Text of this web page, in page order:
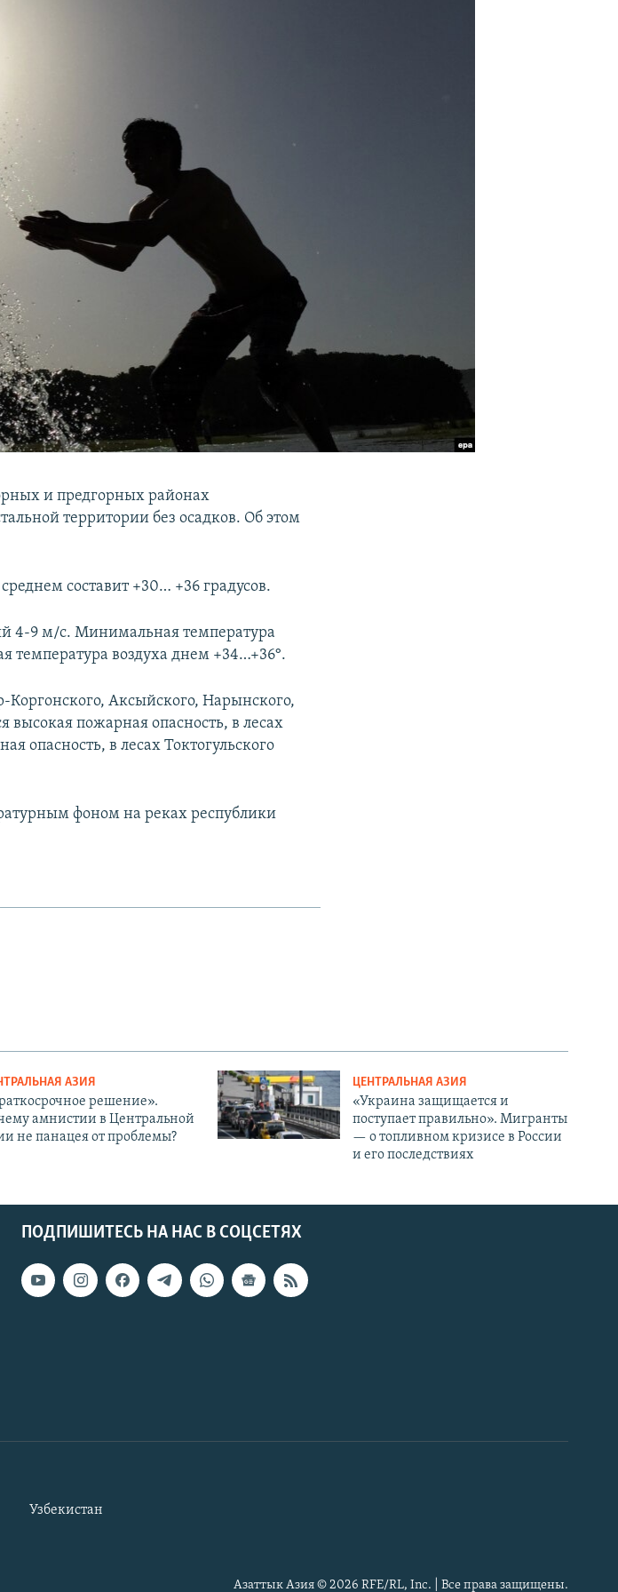
и предгорных районах
территории без осадков. Об этом
составит +30… +36 градусов.
4-9 м/с. Минимальная температура
температура воздуха днем +34…+36°.
Коргонского, Аксыйского, Нарынского,
высокая пожарная опасность, в лесах
опасность, в лесах Токтогульского
фоном на реках республики
АЗИЯ
решение».
амнистии в Центральной
не панацея от проблемы?
ЦЕНТРАЛЬНАЯ АЗИЯ
«Украина защищается и
поступает правильно». Мигранты
— о топливном кризисе в России
и его последствиях
ПОДПИШИТЕСЬ НА НАС В СОЦСЕТЯХ
Узбекистан
Азаттык Азия © 2026 RFE/RL, Inc. | Все права защищены.